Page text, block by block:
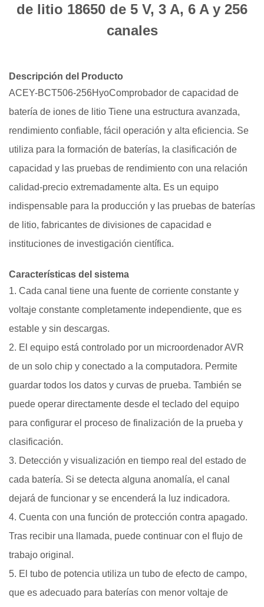
de litio 18650 de 5 V, 3 A, 6 A y 256
canales
Descripción del Producto
ACEY-BCT506-256HyoComprobador de capacidad de
batería de iones de litio Tiene una estructura avanzada,
rendimiento confiable, fácil operación y alta eficiencia. Se
utiliza para la formación de baterías, la clasificación de
capacidad y las pruebas de rendimiento con una relación
calidad-precio extremadamente alta. Es un equipo
indispensable para la producción y las pruebas de baterías
de litio, fabricantes de divisiones de capacidad e
instituciones de investigación científica.
Características del sistema
1. Cada canal tiene una fuente de corriente constante y
voltaje constante completamente independiente, que es
estable y sin descargas.
2. El equipo está controlado por un microordenador AVR
de un solo chip y conectado a la computadora. Permite
guardar todos los datos y curvas de prueba. También se
puede operar directamente desde el teclado del equipo
para configurar el proceso de finalización de la prueba y
clasificación.
3. Detección y visualización en tiempo real del estado de
cada batería. Si se detecta alguna anomalía, el canal
dejará de funcionar y se encenderá la luz indicadora.
4. Cuenta con una función de protección contra apagado.
Tras recibir una llamada, puede continuar con el flujo de
trabajo original.
5. El tubo de potencia utiliza un tubo de efecto de campo,
que es adecuado para baterías con menor voltaje de